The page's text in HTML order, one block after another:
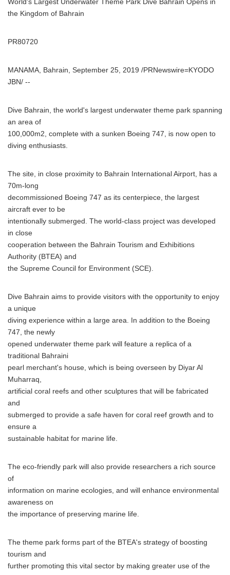
World's Largest Underwater Theme Park Dive Bahrain Opens in
the Kingdom of Bahrain
PR80720
MANAMA, Bahrain, September 25, 2019 /PRNewswire=KYODO
JBN/ --
Dive Bahrain, the world's largest underwater theme park spanning
an area of
100,000m2, complete with a sunken Boeing 747, is now open to
diving enthusiasts.
The site, in close proximity to Bahrain International Airport, has a
70m-long
decommissioned Boeing 747 as its centerpiece, the largest
aircraft ever to be
intentionally submerged. The world-class project was developed
in close
cooperation between the Bahrain Tourism and Exhibitions
Authority (BTEA) and
the Supreme Council for Environment (SCE).
Dive Bahrain aims to provide visitors with the opportunity to enjoy
a unique
diving experience within a large area. In addition to the Boeing
747, the newly
opened underwater theme park will feature a replica of a
traditional Bahraini
pearl merchant's house, which is being overseen by Diyar Al
Muharraq,
artificial coral reefs and other sculptures that will be fabricated
and
submerged to provide a safe haven for coral reef growth and to
ensure a
sustainable habitat for marine life.
The eco-friendly park will also provide researchers a rich source
of
information on marine ecologies, and will enhance environmental
awareness on
the importance of preserving marine life.
The theme park forms part of the BTEA's strategy of boosting
tourism and
further promoting this vital sector by making greater use of the